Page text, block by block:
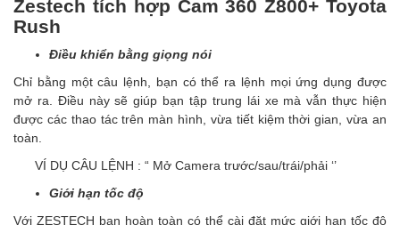
Zestech tích hợp Cam 360 Z800+ Toyota
Rush
Điều khiển bằng giọng nói
Chỉ bằng một câu lệnh, bạn có thể ra lệnh mọi ứng dụng được
mở ra. Điều này sẽ giúp bạn tập trung lái xe mà vẫn thực hiện
được các thao tác trên màn hình, vừa tiết kiệm thời gian, vừa an
toàn.
VÍ DỤ CÂU LỆNH : “ Mở Camera trước/sau/trái/phải ‘’
Giới hạn tốc độ
Với ZESTECH bạn hoàn toàn có thể cài đặt mức giới hạn tốc độ